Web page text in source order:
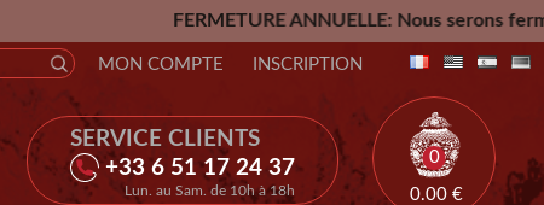
FERMETURE ANNUELLE: Nous serons fermés du
SERVICE CLIENTS
+33 6 51 17 24 37
Lun. au Sam. de 10h à 18h
MON COMPTE INSCRIPTION
0
0.00 €